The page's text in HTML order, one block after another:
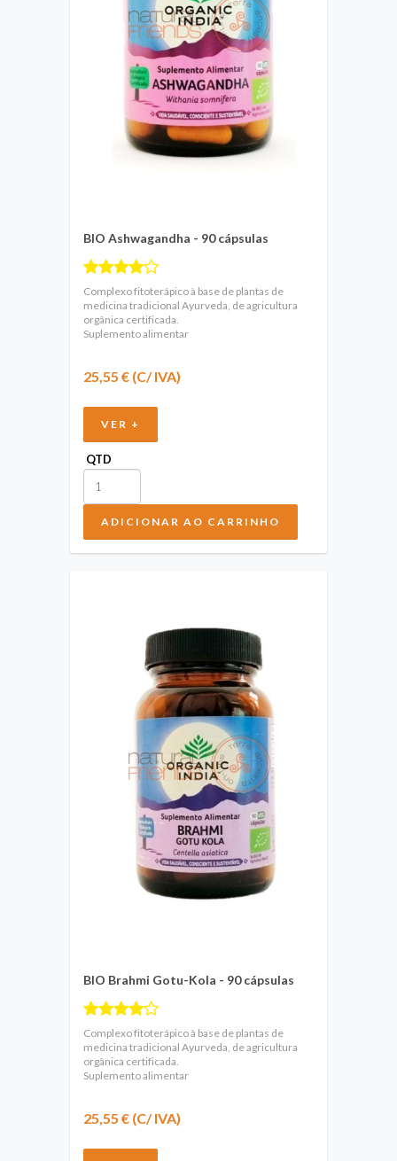
BIO Ashwagandha - 90 cápsulas
Complexo fitoterápico à base de plantas de
medicina tradicional Ayurveda, de agricultura
orgânica certificada.
Suplemento alimentar
25,55 € (C/ IVA)
VER +
QTD
ADICIONAR AO CARRINHO
BIO Brahmi Gotu-Kola - 90 cápsulas
Complexo fitoterápico à base de plantas de
medicina tradicional Ayurveda, de agricultura
orgânica certificada.
Suplemento alimentar
25,55 € (C/ IVA)